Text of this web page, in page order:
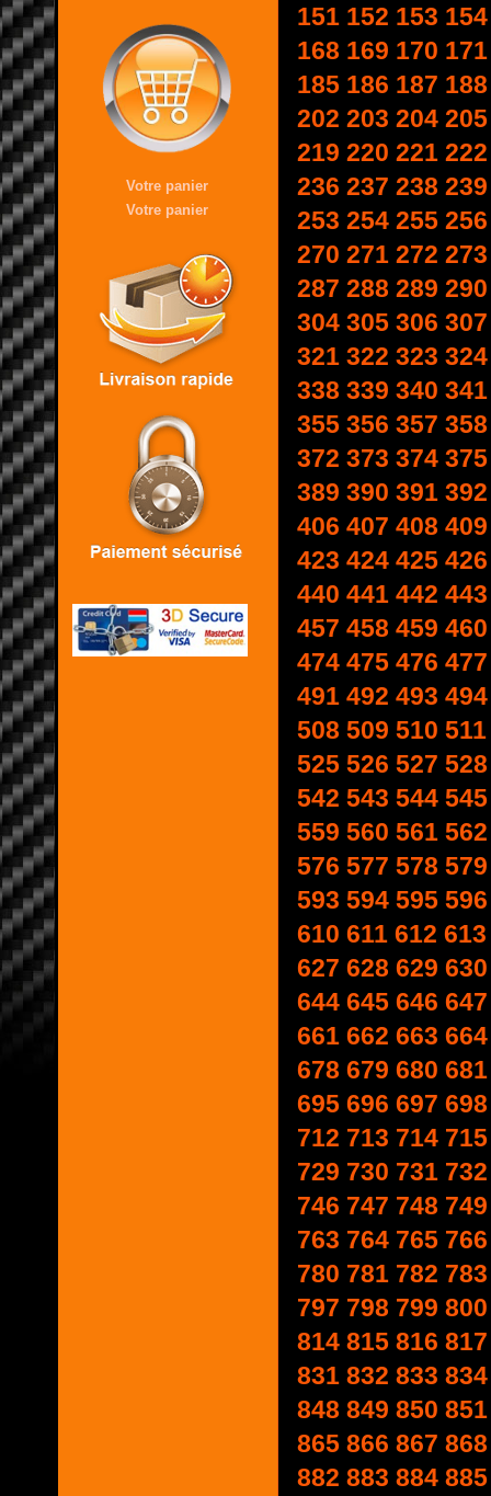
Votre panier
Votre panier
151 152 153 154
168 169 170 171
185 186 187 188
202 203 204 205
219 220 221 222
236 237 238 239
253 254 255 256
270 271 272 273
287 288 289 290
304 305 306 307
321 322 323 324
338 339 340 341
355 356 357 358
372 373 374 375
389 390 391 392
406 407 408 409
423 424 425 426
440 441 442 443
457 458 459 460
474 475 476 477
491 492 493 494
508 509 510 511
525 526 527 528
542 543 544 545
559 560 561 562
576 577 578 579
593 594 595 596
610 611 612 613
627 628 629 630
644 645 646 647
661 662 663 664
678 679 680 681
695 696 697 698
712 713 714 715
729 730 731 732
746 747 748 749
763 764 765 766
780 781 782 783
797 798 799 800
814 815 816 817
831 832 833 834
848 849 850 851
865 866 867 868
882 883 884 885